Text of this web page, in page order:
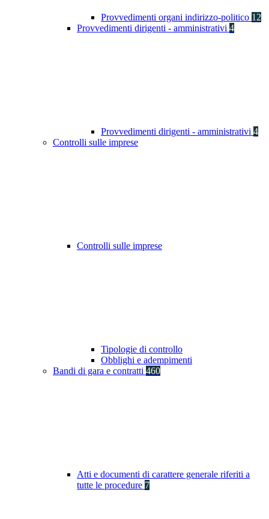
Provvedimenti organi indirizzo-politico 12
Provvedimenti dirigenti - amministrativi 4
Provvedimenti dirigenti - amministrativi 4
Controlli sulle imprese
Controlli sulle imprese
Tipologie di controllo
Obblighi e adempimenti
Bandi di gara e contratti 460
Atti e documenti di carattere generale riferiti a
tutte le procedure 7